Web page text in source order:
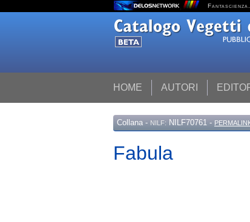
HOME AUTORI
Collana - NILF: NILF70761 -
Fabula